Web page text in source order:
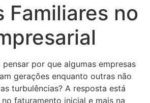
Familiares no
por que algumas empresas
gerações enquanto outras não
turbulências? A resposta está
faturamento inicial e mais na